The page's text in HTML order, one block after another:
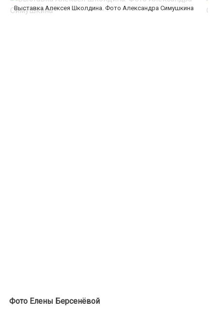
Выставка Алексея Школдина. Фото Александра Симушкина
Фото Елены Берсенёвой